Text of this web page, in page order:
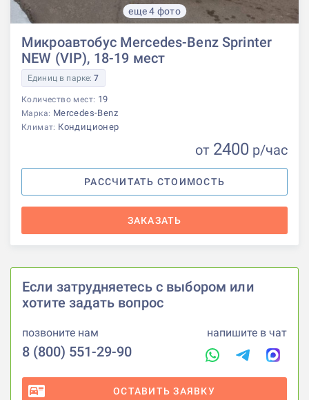
еще 4 фото
Микроавтобус Mercedes-Benz Sprinter
NEW (VIP), 18-19 мест
Единиц в парке:7
Количество мест: 19
Марка: Mercedes-Benz
Климат: Кондиционер
от 2400 р/час
РАССЧИТАТЬ СТОИМОСТЬ
ЗАКАЗАТЬ
Если затрудняетесь с выбором или
хотите задать вопрос
позвоните нам
8 (800) 551-29-90
напишите в чат
ОСТАВИТЬ ЗАЯВКУ